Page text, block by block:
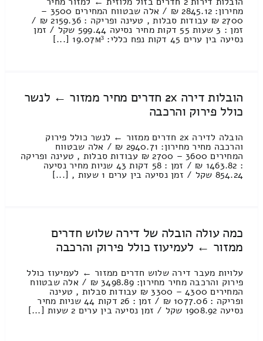
מחירון: 2845.12 ₪ / אלה שבטווח המחירים 3500 –
2700 ₪ עבודות סבלות , טעינה ופריקה : 2159.36 ₪ /
זמן : 3 שעות 55 דקות מחיר נסיעה 599.44 שקל / זמן
נסיעה בין ערים 45 דקות נפח כללי: 19.07м³ [...]
הובלות דירה 2x חדרים מחיר ממזור ← לנשר
כולל פירוק והרכבה
הובלה לדירה 2x חדרים ממזור ← לנשר כולל פירוק
והרכבה מחיר מחירון: 2940.71 ₪ / אלה שבטווח
המחירים 3600 – 2700 ₪ עבודות סבלות , טעינה ופריקה
: 1463.82 ₪ / זמן : 58 דקות 43 שניות מחיר נסיעה
854.24 שקל / זמן נסיעה בין ערים 1 שעות , [...]
כמה עולה הובלה של דירה שלוש חדרים
ממזור ← לעמיעוז כולל פירוק והרכבה
עלויות מעבר דירה שלוש חדרים ממזור ← לעמיעוז כולל
פירוק והרכבה מחיר מחירון: 3498.89 ₪ / אלה שבטווח
המחירים 4300 – 3300 ₪ עבודות סבלות , טעינה
ופריקה : 1077.06 ₪ / זמן : 26 דקות 44 שניות מחיר
נסיעה 1908.92 שקל / זמן נסיעה בין ערים 2 שעות [...]